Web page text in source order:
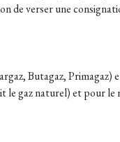
de verser une
Butagaz,
gaz naturel) et pour le